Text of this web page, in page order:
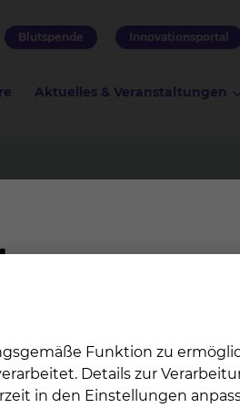
Blutspende Innovationsportal
Aktuelles & Veranstaltungen
Zen­tra­le
Funktion zu
Details zur
in den Einstellungen